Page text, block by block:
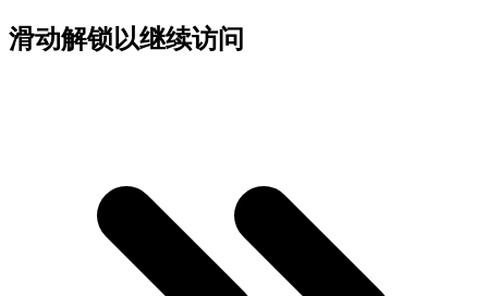
滑动解锁以继续访问